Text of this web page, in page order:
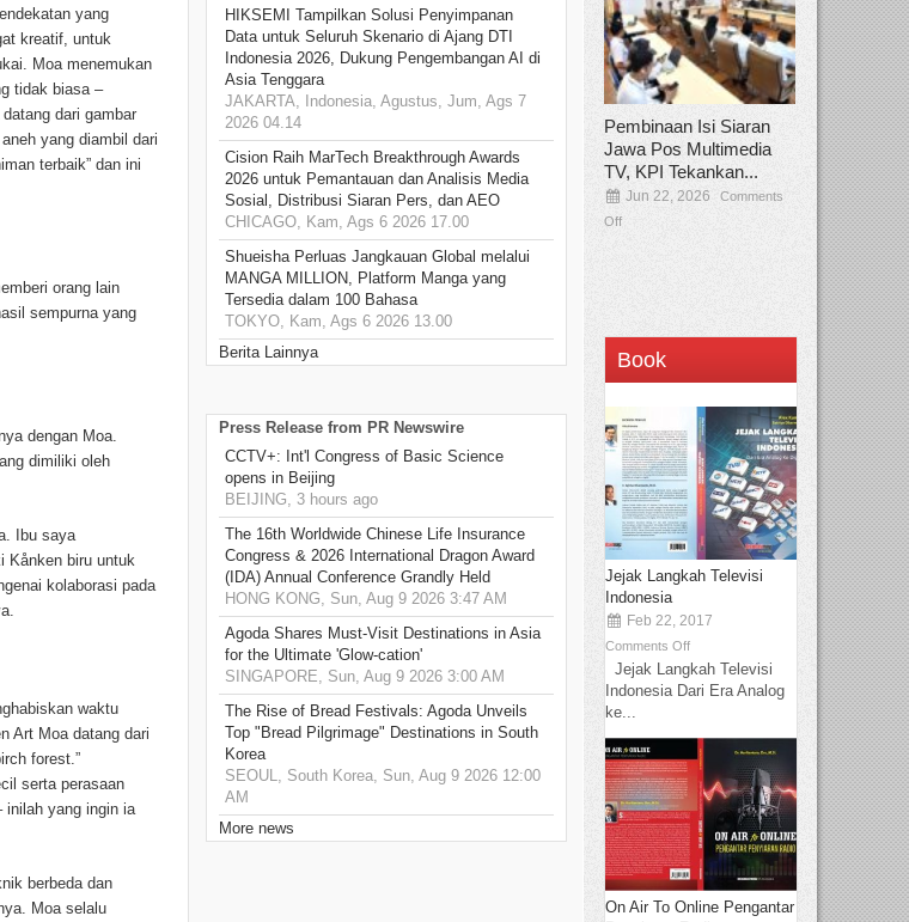
yang
kreatif, untuk
Moa menemukan
tidak biasa –
dari gambar
yang diambil dari
terbaik” dan ini
orang lain
sempurna yang
dengan Moa.
dimiliki oleh
Ibu saya
Kånken biru untuk
kolaborasi pada
waktu
Art Moa datang dari
forest.”
serta perasaan
inilah yang ingin ia
berbeda dan
Moa selalu
HIKSEMI Tampilkan Solusi Penyimpanan
Data untuk Seluruh Skenario di Ajang DTI
Indonesia 2026, Dukung Pengembangan AI di
Asia Tenggara
JAKARTA, Indonesia, Agustus, Jum, Ags 7
2026 04.14
Cision Raih MarTech Breakthrough Awards
2026 untuk Pemantauan dan Analisis Media
Sosial, Distribusi Siaran Pers, dan AEO
CHICAGO, Kam, Ags 6 2026 17.00
Shueisha Perluas Jangkauan Global melalui
MANGA MILLION, Platform Manga yang
Tersedia dalam 100 Bahasa
TOKYO, Kam, Ags 6 2026 13.00
Berita Lainnya
Press Release from PR Newswire
CCTV+: Int'l Congress of Basic Science
opens in Beijing
BEIJING, 3 hours ago
The 16th Worldwide Chinese Life Insurance
Congress & 2026 International Dragon Award
(IDA) Annual Conference Grandly Held
HONG KONG, Sun, Aug 9 2026 3:47 AM
Agoda Shares Must-Visit Destinations in Asia
for the Ultimate 'Glow-cation'
SINGAPORE, Sun, Aug 9 2026 3:00 AM
The Rise of Bread Festivals: Agoda Unveils
Top "Bread Pilgrimage" Destinations in South
Korea
SEOUL, South Korea, Sun, Aug 9 2026 12:00
AM
More news
Pembinaan Isi Siaran
Jawa Pos Multimedia
TV, KPI Tekankan...
Jun 22, 2026
Comments
Off
Book
Jejak Langkah Televisi
Indonesia
Feb 22, 2017
Comments Off
Jejak Langkah Televisi
Indonesia Dari Era Analog
ke...
On Air To Online Pengantar